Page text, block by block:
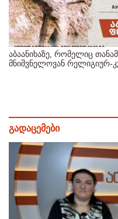
აბაანიხაზე, რომელიც
მნიშვნელოვან რელიგიურ-
გადაცემები